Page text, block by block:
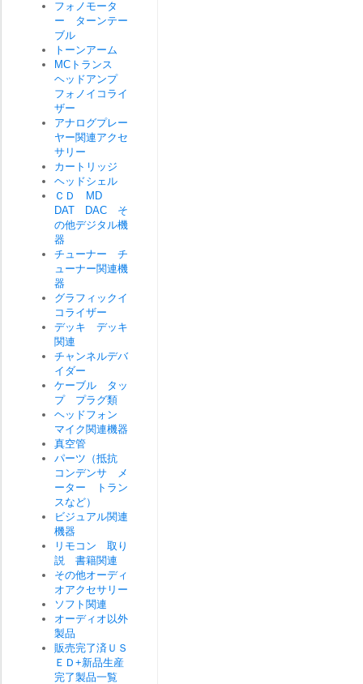
フォノモータ
ー ターンテー
ブル
トーンアーム
MCトランス
ヘッドアンプ
フォノイコライ
ザー
アナログプレー
ヤー関連アクセ
サリー
カートリッジ
ヘッドシェル
ＣＤ MD
DAT DAC そ
の他デジタル機
器
チューナー チ
ューナー関連機
器
グラフィックイ
コライザー
デッキ デッキ
関連
チャンネルデバ
イダー
ケーブル タッ
プ プラグ類
ヘッドフォン
マイク関連機器
真空管
パーツ（抵抗
コンデンサ メ
ーター トラン
スなど）
ビジュアル関連
機器
リモコン 取り
説 書籍関連
その他オーディ
オアクセサリー
ソフト関連
オーディオ以外
製品
販売完了済ＵＳ
ＥＤ+新品生産
完了製品一覧